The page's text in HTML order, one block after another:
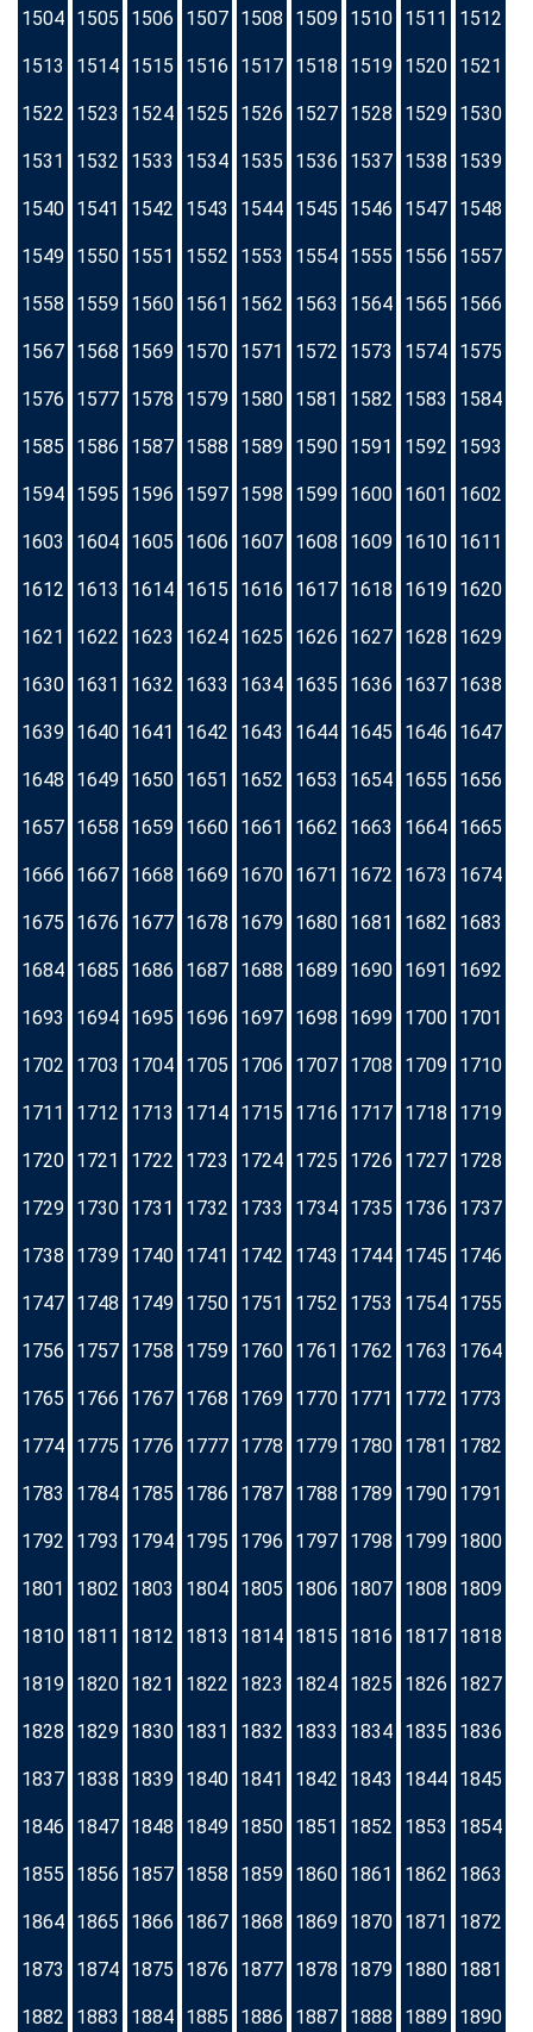
1504 1505 1506 1507 1508 1509 1510 1511 1512
1513 1514 1515 1516 1517 1518 1519 1520 1521
1522 1523 1524 1525 1526 1527 1528 1529 1530
1531 1532 1533 1534 1535 1536 1537 1538 1539
1540 1541 1542 1543 1544 1545 1546 1547 1548
1549 1550 1551 1552 1553 1554 1555 1556 1557
1558 1559 1560 1561 1562 1563 1564 1565 1566
1567 1568 1569 1570 1571 1572 1573 1574 1575
1576 1577 1578 1579 1580 1581 1582 1583 1584
1585 1586 1587 1588 1589 1590 1591 1592 1593
1594 1595 1596 1597 1598 1599 1600 1601 1602
1603 1604 1605 1606 1607 1608 1609 1610 1611
1612 1613 1614 1615 1616 1617 1618 1619 1620
1621 1622 1623 1624 1625 1626 1627 1628 1629
1630 1631 1632 1633 1634 1635 1636 1637 1638
1639 1640 1641 1642 1643 1644 1645 1646 1647
1648 1649 1650 1651 1652 1653 1654 1655 1656
1657 1658 1659 1660 1661 1662 1663 1664 1665
1666 1667 1668 1669 1670 1671 1672 1673 1674
1675 1676 1677 1678 1679 1680 1681 1682 1683
1684 1685 1686 1687 1688 1689 1690 1691 1692
1693 1694 1695 1696 1697 1698 1699 1700 1701
1702 1703 1704 1705 1706 1707 1708 1709 1710
1711 1712 1713 1714 1715 1716 1717 1718 1719
1720 1721 1722 1723 1724 1725 1726 1727 1728
1729 1730 1731 1732 1733 1734 1735 1736 1737
1738 1739 1740 1741 1742 1743 1744 1745 1746
1747 1748 1749 1750 1751 1752 1753 1754 1755
1756 1757 1758 1759 1760 1761 1762 1763 1764
1765 1766 1767 1768 1769 1770 1771 1772 1773
1774 1775 1776 1777 1778 1779 1780 1781 1782
1783 1784 1785 1786 1787 1788 1789 1790 1791
1792 1793 1794 1795 1796 1797 1798 1799 1800
1801 1802 1803 1804 1805 1806 1807 1808 1809
1810 1811 1812 1813 1814 1815 1816 1817 1818
1819 1820 1821 1822 1823 1824 1825 1826 1827
1828 1829 1830 1831 1832 1833 1834 1835 1836
1837 1838 1839 1840 1841 1842 1843 1844 1845
1846 1847 1848 1849 1850 1851 1852 1853 1854
1855 1856 1857 1858 1859 1860 1861 1862 1863
1864 1865 1866 1867 1868 1869 1870 1871 1872
1873 1874 1875 1876 1877 1878 1879 1880 1881
1882 1883 1884 1885 1886 1887 1888 1889 1890